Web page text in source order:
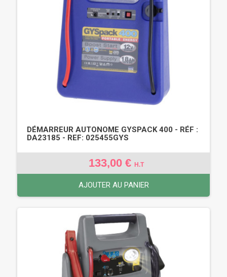
DÉMARREUR AUTONOME GYSPACK 400 - RÉF :
DA23185 - REF: 025455GYS
133,00 € H.T
AJOUTER AU PANIER